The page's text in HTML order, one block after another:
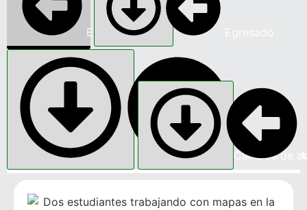
Estudiante
Campos de